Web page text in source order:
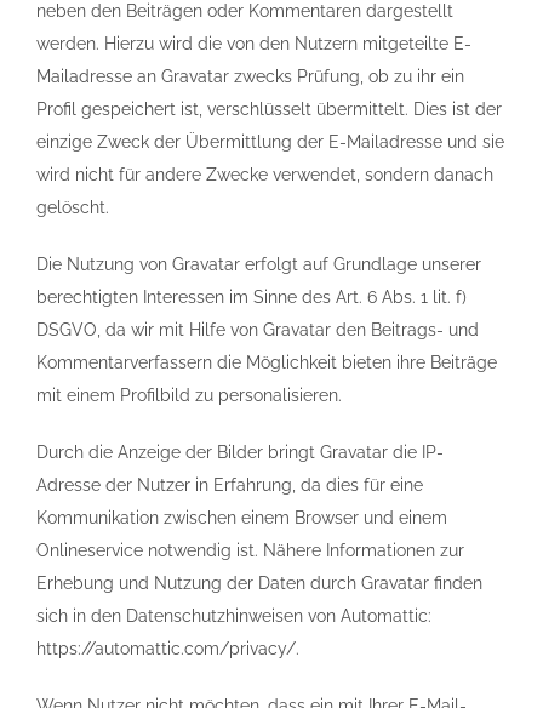
neben den Beiträgen oder Kommentaren dargestellt
werden. Hierzu wird die von den Nutzern mitgeteilte E-
Mailadresse an Gravatar zwecks Prüfung, ob zu ihr ein
Profil gespeichert ist, verschlüsselt übermittelt. Dies ist der
einzige Zweck der Übermittlung der E-Mailadresse und sie
wird nicht für andere Zwecke verwendet, sondern danach
gelöscht.
Die Nutzung von Gravatar erfolgt auf Grundlage unserer
berechtigten Interessen im Sinne des Art. 6 Abs. 1 lit. f)
DSGVO, da wir mit Hilfe von Gravatar den Beitrags- und
Kommentarverfassern die Möglichkeit bieten ihre Beiträge
mit einem Profilbild zu personalisieren.
Durch die Anzeige der Bilder bringt Gravatar die IP-
Adresse der Nutzer in Erfahrung, da dies für eine
Kommunikation zwischen einem Browser und einem
Onlineservice notwendig ist. Nähere Informationen zur
Erhebung und Nutzung der Daten durch Gravatar finden
sich in den Datenschutzhinweisen von Automattic:
https://automattic.com/privacy/.